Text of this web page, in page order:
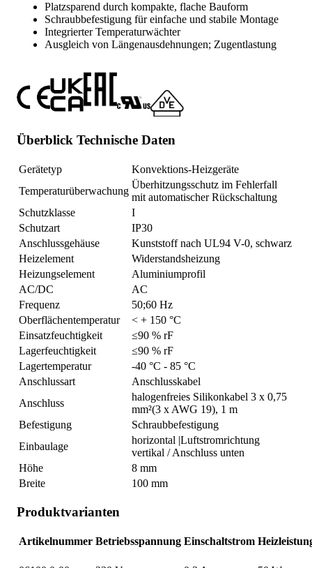
Platzsparend durch kompakte, flache Bauform
Schraubbefestigung für einfache und stabile Montage
Integrierter Temperaturwächter
Ausgleich von Längenausdehnungen; Zugentlastung
Überblick Technische Daten
Gerätetyp
Konvektions-Heizgeräte
Temperaturüberwachung
Überhitzungsschutz im Fehlerfall
mit automatischer Rückschaltung
Schutzklasse
I
Schutzart
IP30
Anschlussgehäuse
Kunststoff nach UL94 V-0, schwarz
Heizelement
Widerstandsheizung
Heizungselement
Aluminiumprofil
AC/DC
AC
Frequenz
50;60 Hz
Oberflächentemperatur
< + 150 °C
Einsatzfeuchtigkeit
≤90 % rF
Lagerfeuchtigkeit
≤90 % rF
Lagertemperatur
-40 °C - 85 °C
Anschlussart
Anschlusskabel
Anschluss
halogenfreies Silikonkabel 3 x 0,75
mm²(3 x AWG 19), 1 m
Befestigung
Schraubbefestigung
Einbaulage
horizontal |Luftstromrichtung
vertikal / Anschluss unten
Höhe
8 mm
Breite
100 mm
Produktvarianten
Artikelnummer Betriebsspannung Einschaltstrom